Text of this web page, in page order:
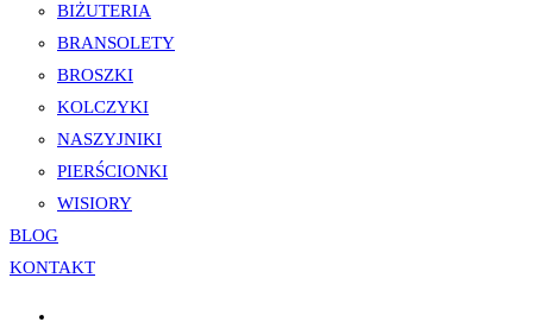
BIŻUTERIA
BRANSOLETY
BROSZKI
KOLCZYKI
NASZYJNIKI
PIERŚCIONKI
WISIORY
BLOG
KONTAKT